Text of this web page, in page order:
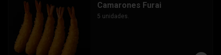
Camarones Furai
5 unidades.